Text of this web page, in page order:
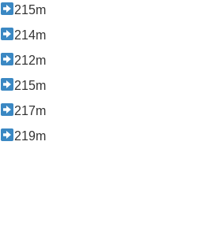
215m
214m
212m
215m
217m
219m